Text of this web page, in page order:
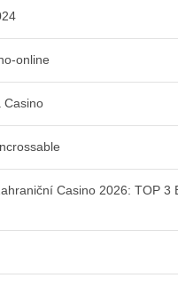
online
Casino
Casino 2026: TOP 3